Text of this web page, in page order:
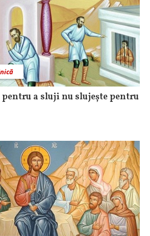
a sluji nu slujește pentru